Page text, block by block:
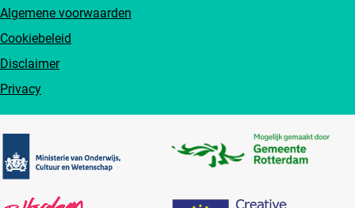
Algemene voorwaarden
Cookiebeleid
Disclaimer
Privacy